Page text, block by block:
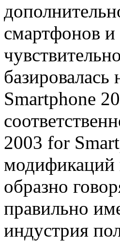
смартфонов
Smartphone
2003 for
модификаций
образно
правильно
индустрия